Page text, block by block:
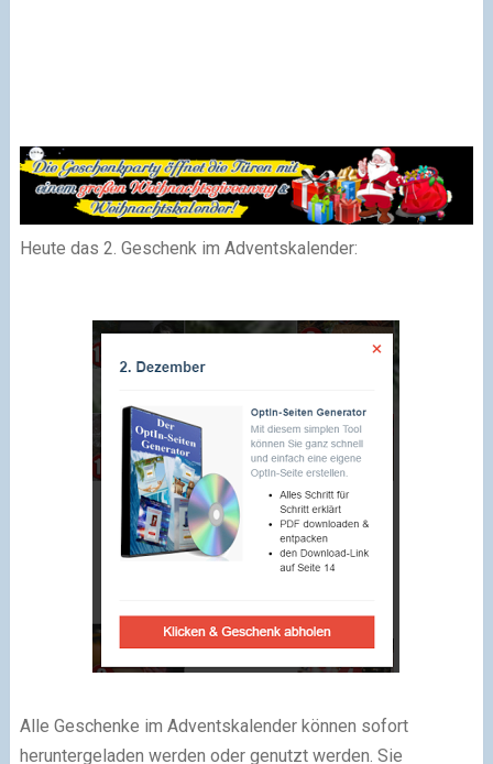
Heute das 2. Geschenk im Adventskalender:
Alle Geschenke im Adventskalender können sofort
heruntergeladen werden oder genutzt werden. Sie